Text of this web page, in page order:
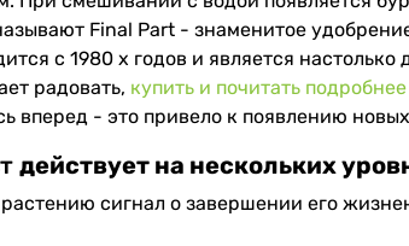
Final Part - знаменитое
с 1980 х годов и является
радовать, купить и почитать
вперед - это привело к появлению
действует на нескольких
сигнал о завершении его